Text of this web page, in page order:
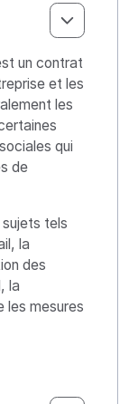
un contrat
et les
les
qui
de
tels
la
des
la
les mesures